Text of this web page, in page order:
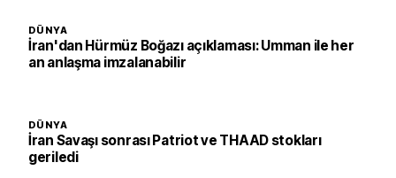
DÜNYA
İran'dan Hürmüz Boğazı açıklaması: Umman ile her
an anlaşma imzalanabilir
DÜNYA
İran Savaşı sonrası Patriot ve THAAD stokları
geriledi